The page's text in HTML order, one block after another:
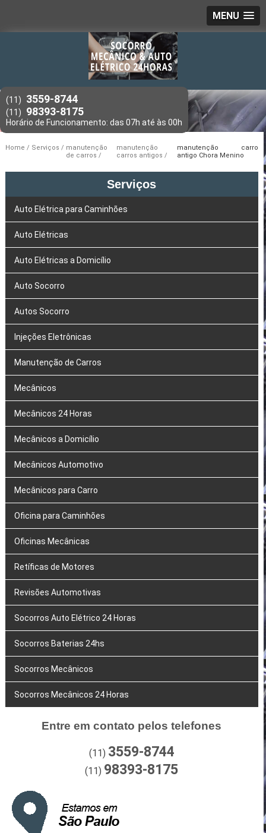
MENU
(11) 3559-8744
(11) 98393-8175
Home Serviços
manutenção
de carros
manutenção
carros antigos
manutenção carro
antigo Chora Menino
Serviços
Auto Elétrica para Caminhões
Auto Elétricas
Auto Elétricas a Domicílio
Auto Socorro
Autos Socorro
Injeções Eletrônicas
Manutenção de Carros
Mecânicos
Mecânicos 24 Horas
Mecânicos a Domicílio
Mecânicos Automotivo
Mecânicos para Carro
Oficina para Caminhões
Oficinas Mecânicas
Retíficas de Motores
Revisões Automotivas
Socorros Auto Elétrico 24 Horas
Socorros Baterias 24hs
Socorros Mecânicos
Socorros Mecânicos 24 Horas
Entre em contato pelos telefones
(11) 3559-8744
(11) 98393-8175